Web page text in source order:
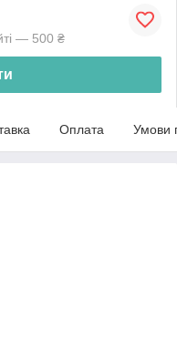
— 500 ₴
Оплата Умови